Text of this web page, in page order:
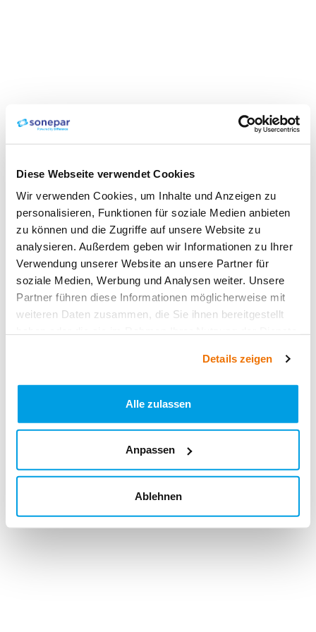
Diese Webseite verwendet Cookies
Wir verwenden Cookies, um Inhalte und Anzeigen zu
personalisieren, Funktionen für soziale Medien anbieten
zu können und die Zugriffe auf unsere Website zu
analysieren. Außerdem geben wir Informationen zu Ihrer
Verwendung unserer Website an unsere Partner für
soziale Medien, Werbung und Analysen weiter. Unsere
Partner führen diese Informationen möglicherweise mit
weiteren Daten zusammen, die Sie ihnen bereitgestellt
Details zeigen
Alle zulassen
Anpassen
Ablehnen